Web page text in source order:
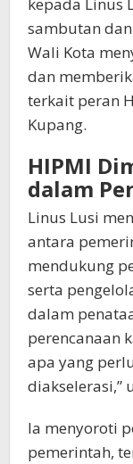
sambutan
Wali Kota
dan
terkait peran
Kupang.
HIPMI
dalam
Linus Lusi
antara
mendukung
serta
dalam
perencanaan
apa yang
diakselerasi,”
Ia menyoroti
pemerintah,